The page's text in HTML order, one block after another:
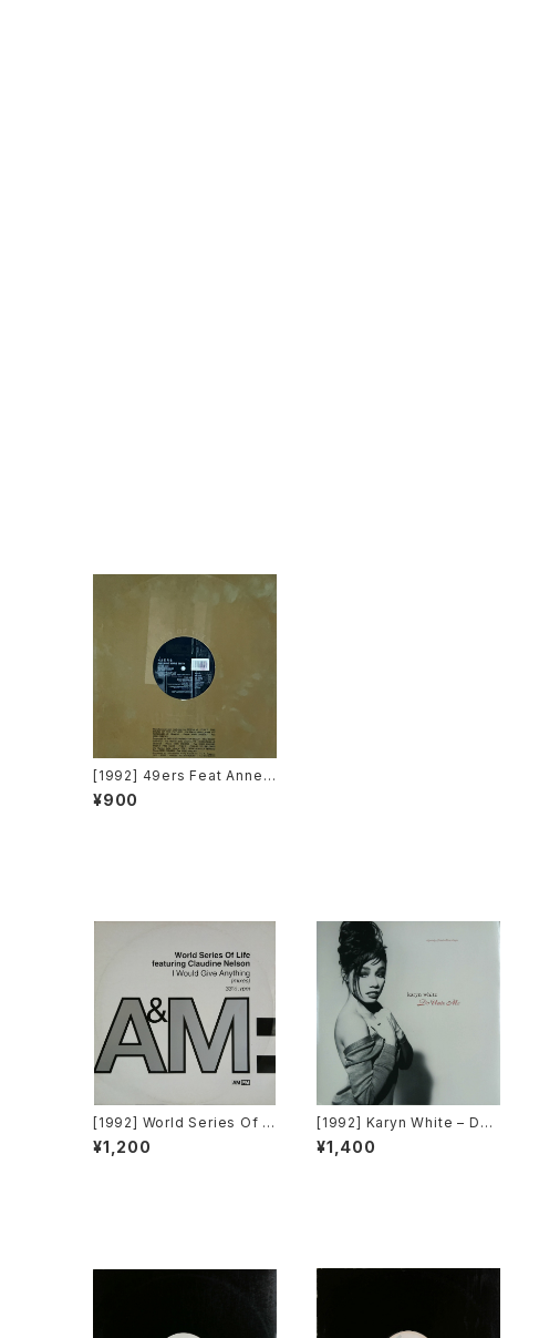
[1992] 49ers Feat Anne
Marie Smith – The Mess
age [Media Records]
¥900
[1992] World Series Of Li
fe Featuring Claudine Ne
lson – I Would Give Anyth
¥1,200
[1992] Karyn White – Do
Unto Me / Walkin' The D
og [Warner Bros. Record
¥1,400